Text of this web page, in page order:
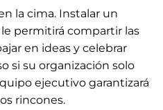
la cima. Instalar un
permitirá compartir las
en ideas y celebrar
si su organización solo
ejecutivo garantizará
rincones.